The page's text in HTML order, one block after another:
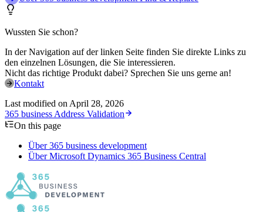
Wussten Sie schon?
In der Navigation auf der linken Seite finden Sie direkte Links zu
den einzelnen Lösungen, die Sie interessieren.
Nicht das richtige Produkt dabei? Sprechen Sie uns gerne an!
Kontakt
Last modified on April 28, 2026
365 business Address Validation
On this page
Über 365 business development
Über Microsoft Dynamics 365 Business Central